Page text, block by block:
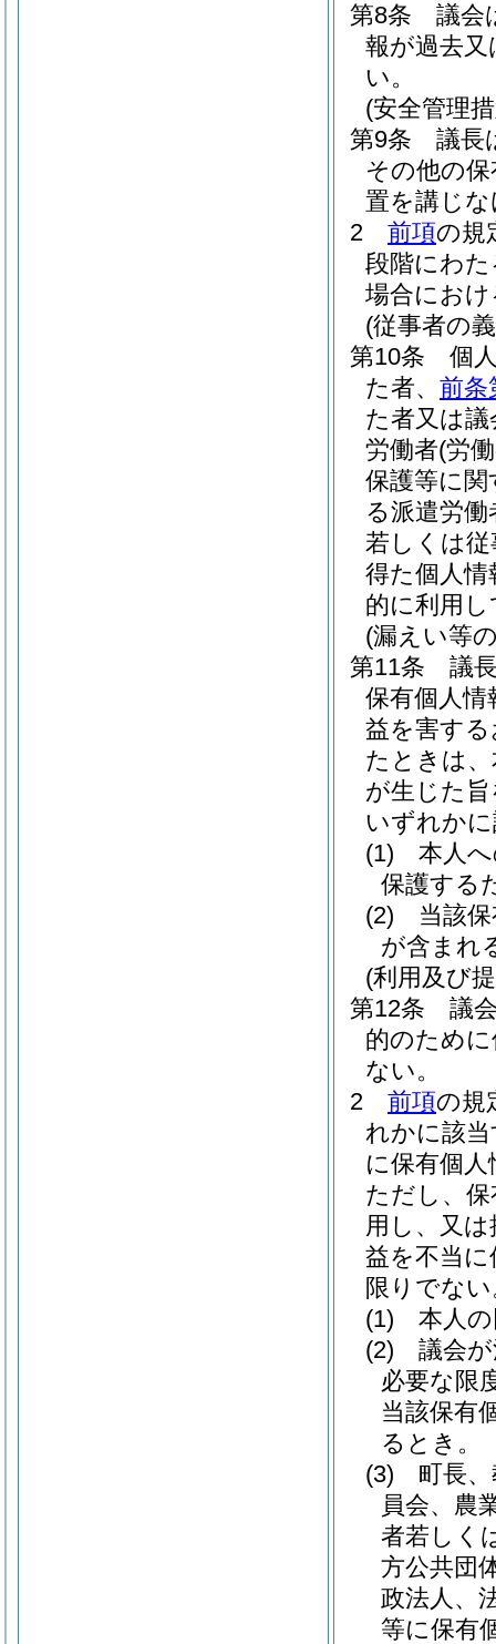
第8条
議会
報が過去
い。
(安全管理
第9条
議長
その他の
置を講じ
2
前項の規
段階にわ
場合にお
(従事者の
第10条
個
た者、 前条
た者又は
労働者(労
保護等に関
る派遣労
若しくは
得た個人
的に利用
(漏えい等
第11条
議
保有個人
益を害す
たときは
が生じた
いずれか
(1)
本人
保護する
(2)
当該
が含まれ
(利用及び
第12条
議
的のため
ない。
2
前項の規
れかに該
に保有個
ただし、
用し、又
益を不当
限りでな
(1)
本人
(2)
議会
必要な限
当該保有
るとき。
(3)
町長
員会、農
者若しく
方公共団
政法人、
等に保有